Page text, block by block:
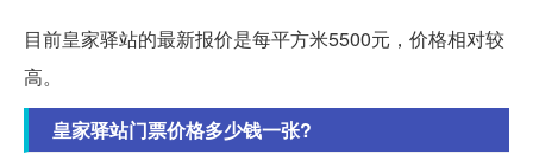
目前皇家驿站的最新报价是每平方米5500元，价格相对较
高。
皇家驿站门票价格多少钱一张?